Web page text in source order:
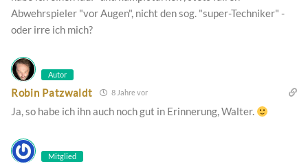
Abwehrspieler "vor Augen", nicht den sog. "super-Techniker" -
oder irre ich mich?
Autor
Robin Patzwaldt 8 Jahre vor
Ja, so habe ich ihn auch noch gut in Erinnerung, Walter.
Mitglied